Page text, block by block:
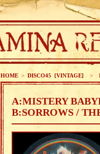
HOME > DISCO45 [VINTAGE] >
A:MISTERY
B:SORROWS /